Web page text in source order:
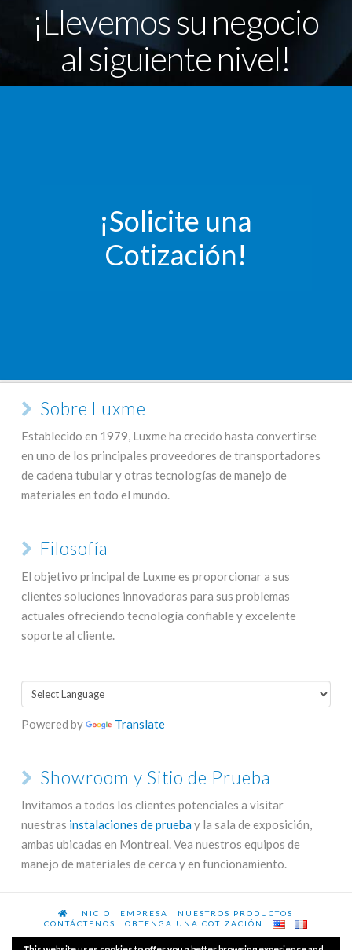
¡Llevemos su negocio
al siguiente nivel!
¡Solicite una
Cotización!
Sobre Luxme
Establecido en 1979, Luxme ha crecido hasta convertirse
en uno de los principales proveedores de transportadores
de cadena tubular y otras tecnologías de manejo de
materiales en todo el mundo.
Filosofía
El objetivo principal de Luxme es proporcionar a sus
clientes soluciones innovadoras para sus problemas
actuales ofreciendo tecnología confiable y excelente
soporte al cliente.
Powered by Translate
Showroom y Sitio de Prueba
Invitamos a todos los clientes potenciales a visitar
nuestras instalaciones de pruebay la sala de exposición,
ambas ubicadas en Montreal. Vea nuestros equipos de
manejo de materiales de cerca y en funcionamiento.
INICIO EMPRESA
NUESTROS PRODUCTOS
CONTÁCTENOS
OBTENGA UNA COTIZACIÓN